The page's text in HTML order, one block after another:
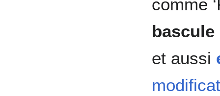
comme
bascule
et aussi